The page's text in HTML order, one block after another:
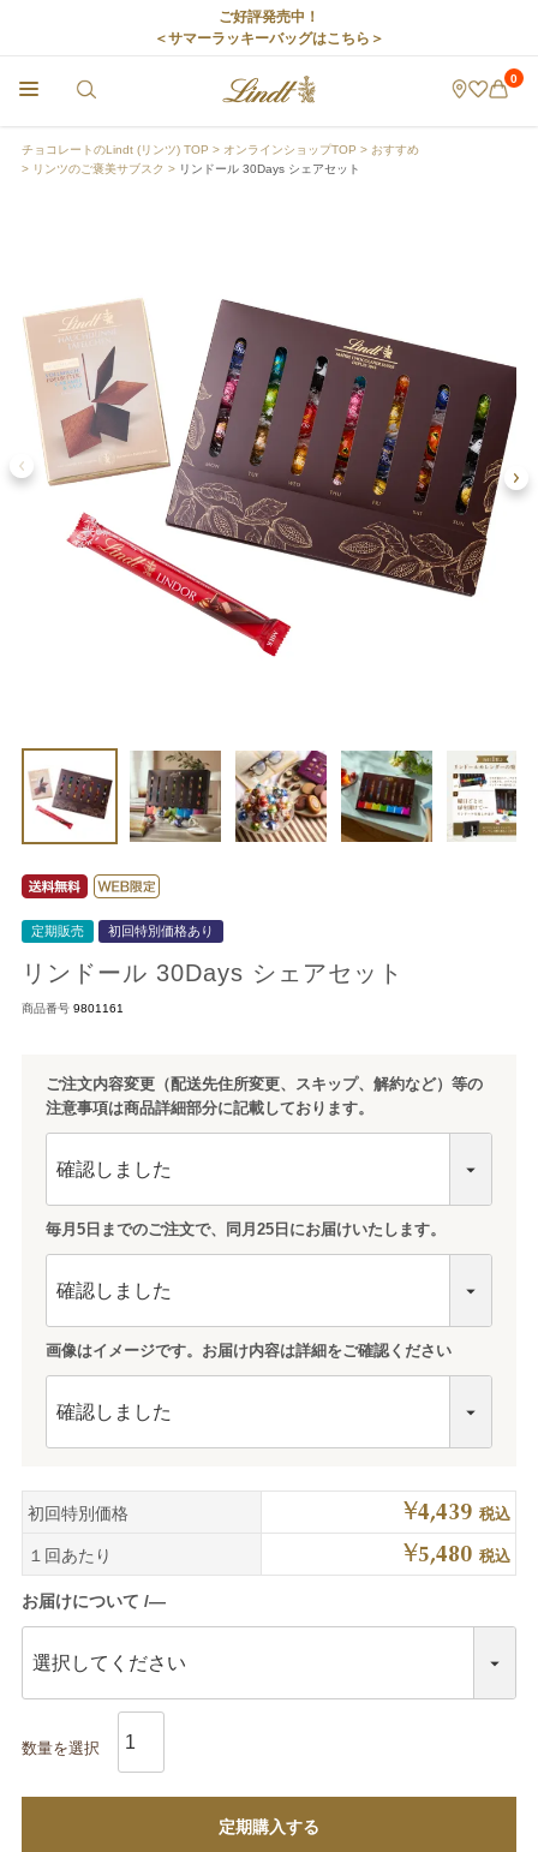
ご好評発売中！
＜サマーラッキーバッグはこちら＞
0
チョコレートのLindt (リンツ) TOP オンラインショップTOP
おすすめ
リンツのご褒美サブスク
リンドール 30Days シェアセット
定期販売 初回特別価格あり
リンドール 30Days シェアセット
商品番号 9801161
ご注文内容変更（配送先住所変更、スキップ、解約など）等の
注意事項は商品詳細部分に記載しております。
毎月5日までのご注文で、同月25日にお届けいたします。
画像はイメージです。お届け内容は詳細をご確認ください
初回特別価格 ¥4,439 税込
１回あたり ¥5,480 税込
お届けについて ―
定期購入する